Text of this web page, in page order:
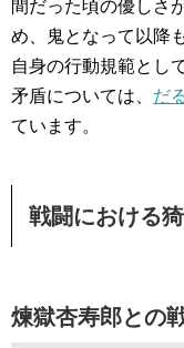
間だった頃の優しさ
め、鬼となって以降
自身の行動規範とし
矛盾については、 だ
ています。
戦闘における
煉獄杏寿郎との